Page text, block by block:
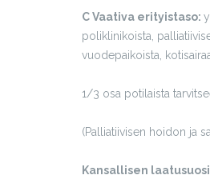
C Vaativa erityistaso:
poliklinikoista,
vuodepaikoista,
1/3 osa potilaista
(Palliatiivisen hoidon ja
Kansallisen